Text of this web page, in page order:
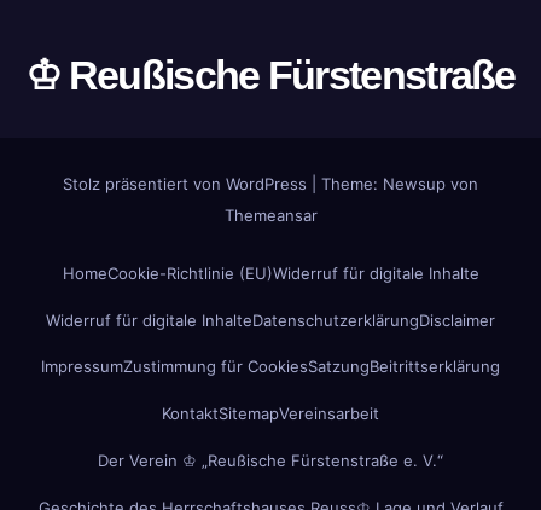
♔ Reußische Fürstenstraße
Stolz präsentiert von WordPress
Theme: Newsup von
Themeansar
HomeCookie-Richtlinie (EU)Widerruf für digitale Inhalte
Widerruf für digitale InhalteDatenschutzerklärungDisclaimer
ImpressumZustimmung für CookiesSatzungBeitrittserklärung
KontaktSitemapVereinsarbeit
Der Verein ♔ „Reußische Fürstenstraße e. V.“